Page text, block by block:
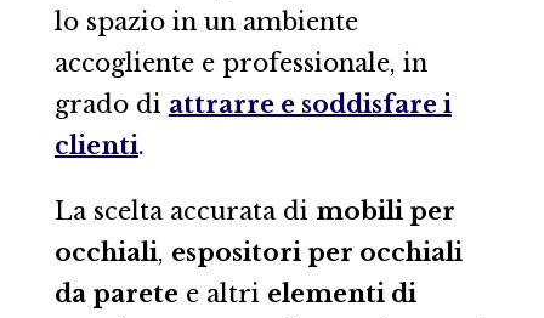
lo spazio in un ambiente
accogliente e professionale, in
grado di attrarre e soddisfare i
clienti.
La scelta accurata di mobili per
occhiali, espositori per occhiali
da paretee altri elementi di